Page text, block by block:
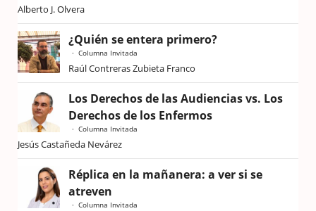
Alberto J. Olvera
¿Quién se entera primero?
Columna Invitada
Raúl Contreras Zubieta Franco
Los Derechos de las Audiencias vs. Los
Derechos de los Enfermos
Columna Invitada
Jesús Castañeda Nevárez
Réplica en la mañanera: a ver si se
atreven
Columna Invitada